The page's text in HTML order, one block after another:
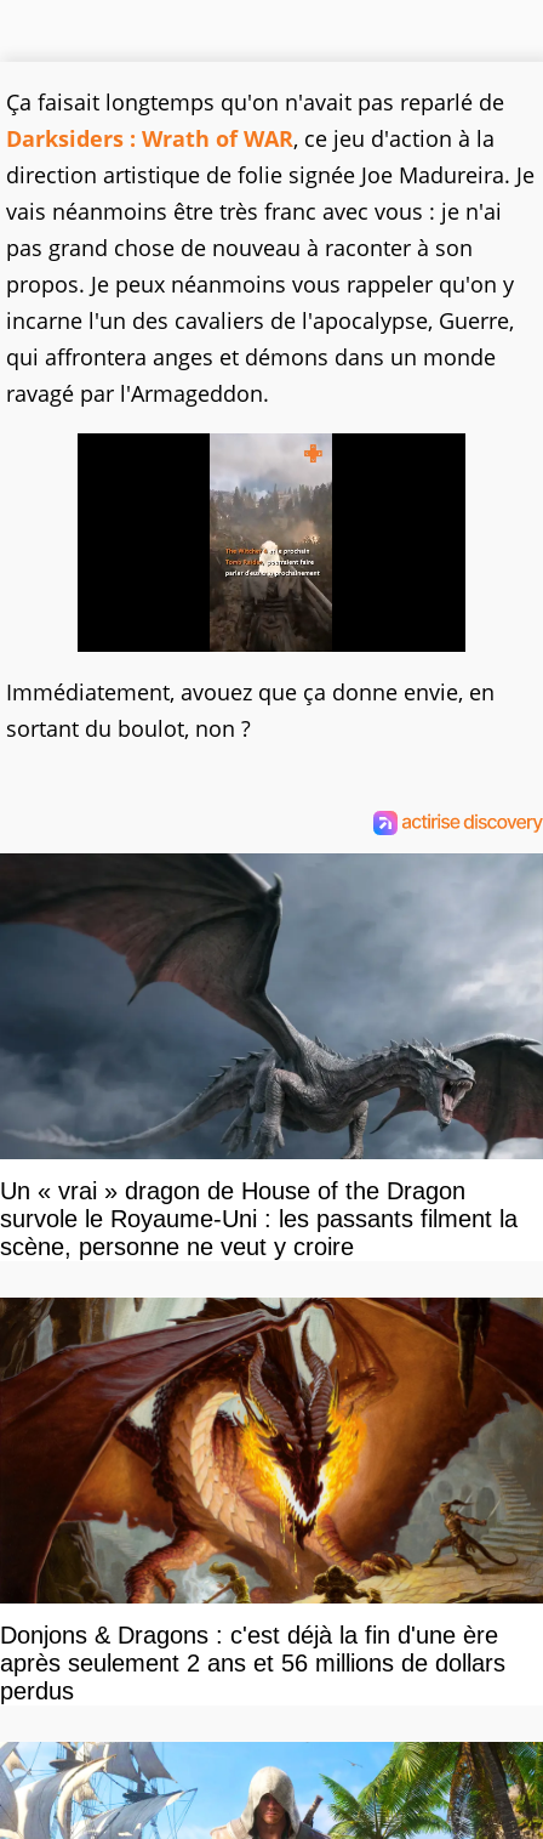
Ça faisait longtemps qu'on n'avait pas reparlé de
Darksiders : Wrath of WAR, ce jeu d'action à la
direction artistique de folie signée Joe Madureira. Je
vais néanmoins être très franc avec vous : je n'ai
pas grand chose de nouveau à raconter à son
propos. Je peux néanmoins vous rappeler qu'on y
incarne l'un des cavaliers de l'apocalypse, Guerre,
qui affrontera anges et démons dans un monde
ravagé par l'Armageddon.
Immédiatement, avouez que ça donne envie, en
sortant du boulot, non ?
Un « vrai » dragon de House of the Dragon
survole le Royaume-Uni : les passants filment la
scène, personne ne veut y croire
Donjons & Dragons : c'est déjà la fin d'une ère
après seulement 2 ans et 56 millions de dollars
perdus